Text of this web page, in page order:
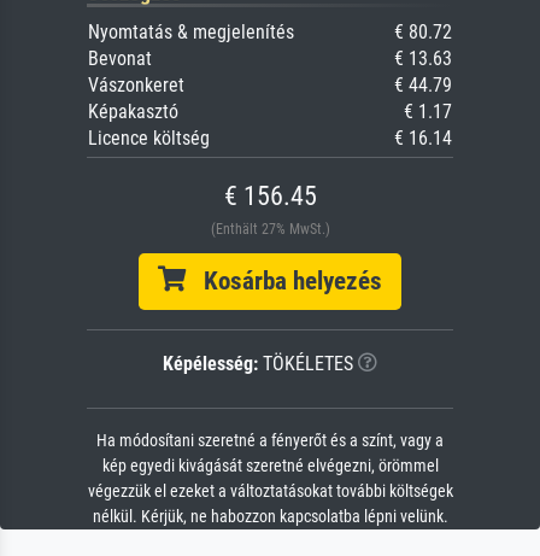
Nyomtatás & megjelenítés
€ 80.72
Bevonat
€ 13.63
Vászonkeret
€ 44.79
Képakasztó
€ 1.17
Licence költség
€ 16.14
€ 156.45
(Enthält 27% MwSt.)
Kosárba helyezés
Képélesség: TÖKÉLETES
Ha módosítani szeretné a fényerőt és a színt, vagy a
kép egyedi kivágását szeretné elvégezni, örömmel
végezzük el ezeket a változtatásokat további költségek
nélkül. Kérjük, ne habozzon kapcsolatba lépni velünk.